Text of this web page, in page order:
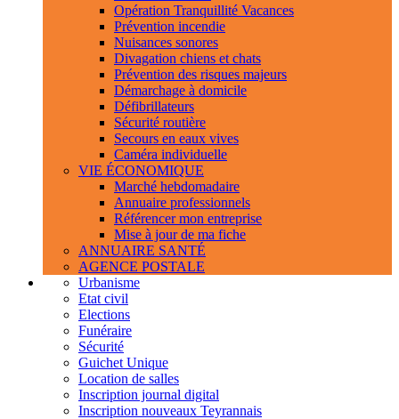
Opération Tranquillité Vacances
Prévention incendie
Nuisances sonores
Divagation chiens et chats
Prévention des risques majeurs
Démarchage à domicile
Défibrillateurs
Sécurité routière
Secours en eaux vives
Caméra individuelle
VIE ÉCONOMIQUE
Marché hebdomadaire
Annuaire professionnels
Référencer mon entreprise
Mise à jour de ma fiche
ANNUAIRE SANTÉ
AGENCE POSTALE
Urbanisme
Etat civil
Elections
Funéraire
Sécurité
Guichet Unique
Location de salles
Inscription journal digital
Inscription nouveaux Teyrannais